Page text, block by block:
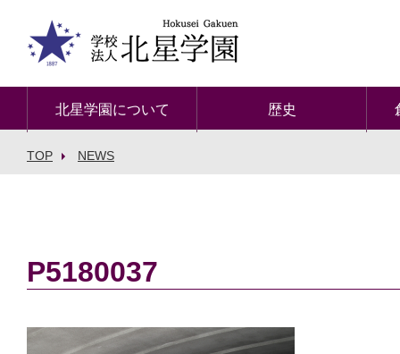
北星学園について 歴史
TOP NEWS
P5180037